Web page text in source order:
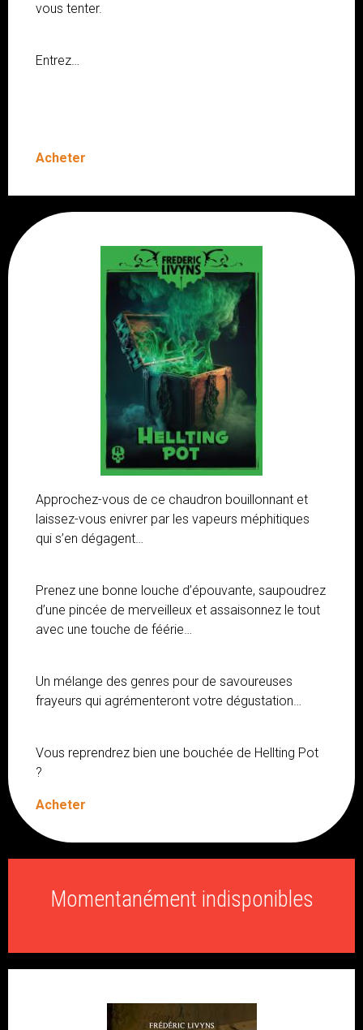
vous tenter.
Entrez…
Acheter
Approchez-vous de ce chaudron bouillonnant et
laissez-vous enivrer par les vapeurs méphitiques
qui s’en dégagent…
Prenez une bonne louche d’épouvante, saupoudrez
d’une pincée de merveilleux et assaisonnez le tout
avec une touche de féérie…
Un mélange des genres pour de savoureuses
frayeurs qui agrémenteront votre dégustation…
Vous reprendrez bien une bouchée de Hellting Pot
?
Acheter
Momentanément indisponibles